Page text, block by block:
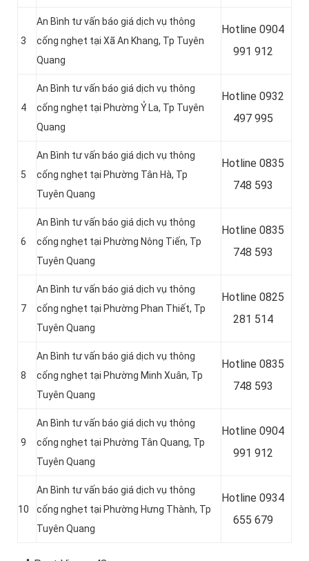
3
An Bình tư vấn báo giá dịch vụ thông
cống nghẹt tại Xã An Khang, Tp Tuyên
Quang
Hotline 0904
991 912
4
An Bình tư vấn báo giá dịch vụ thông
cống nghẹt tại Phường Ỷ La, Tp Tuyên
Quang
Hotline 0932
497 995
5
An Bình tư vấn báo giá dịch vụ thông
cống nghẹt tại Phường Tân Hà, Tp
Tuyên Quang
Hotline 0835
748 593
6
An Bình tư vấn báo giá dịch vụ thông
cống nghẹt tại Phường Nông Tiến, Tp
Tuyên Quang
Hotline 0835
748 593
7
An Bình tư vấn báo giá dịch vụ thông
cống nghẹt tại Phường Phan Thiết, Tp
Tuyên Quang
Hotline 0825
281 514
8
An Bình tư vấn báo giá dịch vụ thông
cống nghẹt tại Phường Minh Xuân, Tp
Tuyên Quang
Hotline 0835
748 593
9
An Bình tư vấn báo giá dịch vụ thông
cống nghẹt tại Phường Tân Quang, Tp
Tuyên Quang
Hotline 0904
991 912
10
An Bình tư vấn báo giá dịch vụ thông
cống nghẹt tại Phường Hưng Thành, Tp
Tuyên Quang
Hotline 0934
655 679